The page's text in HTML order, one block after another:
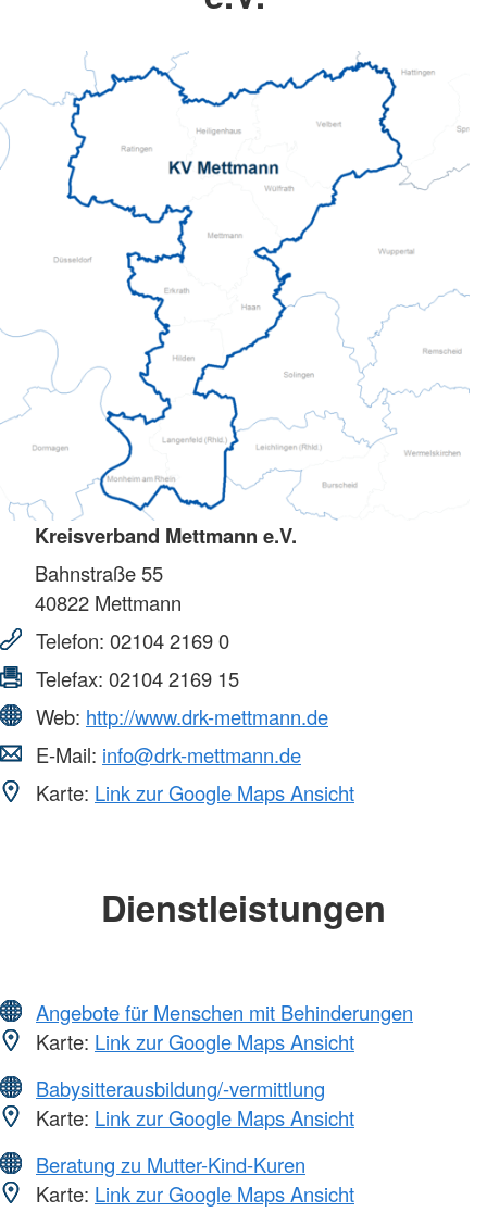
Kreisverband Mettmann e.V.
Bahnstraße 55
40822 Mettmann
Telefon: 02104 2169 0
Telefax: 02104 2169 15
Web: http://www.drk-mettmann.de
E-Mail: info@drk-mettmann.de
Karte: Link zur Google Maps Ansicht
Dienstleistungen
Angebote für Menschen mit Behinderungen
Karte: Link zur Google Maps Ansicht
Babysitterausbildung/-vermittlung
Karte: Link zur Google Maps Ansicht
Beratung zu Mutter-Kind-Kuren
Karte: Link zur Google Maps Ansicht